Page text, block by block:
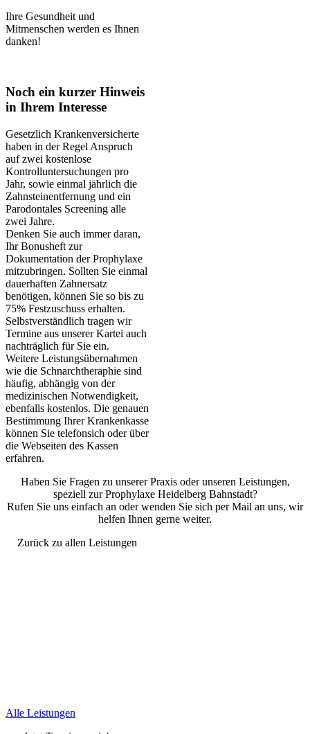
Ihre Gesundheit und
Mitmenschen werden es Ihnen
danken!
Noch ein kurzer Hinweis
in Ihrem Interesse
Gesetzlich Krankenversicherte
haben in der Regel Anspruch
auf zwei kostenlose
Kontrolluntersuchungen pro
Jahr, sowie einmal jährlich die
Zahnsteinentfernung und ein
Parodontales Screening alle
zwei Jahre.
Denken Sie auch immer daran,
Ihr Bonusheft zur
Dokumentation der Prophylaxe
mitzubringen. Sollten Sie einmal
dauerhaften Zahnersatz
benötigen, können Sie so bis zu
75% Festzuschuss erhalten.
Selbstverständlich tragen wir
Termine aus unserer Kartei auch
nachträglich für Sie ein.
Weitere Leistungsübernahmen
wie die Schnarchtheraphie sind
häufig, abhängig von der
medizinischen Notwendigkeit,
ebenfalls kostenlos. Die genauen
Bestimmung Ihrer Krankenkasse
können Sie telefonsich oder über
die Webseiten des Kassen
erfahren.
Haben Sie Fragen zu unserer Praxis oder unseren Leistungen,
speziell zur Prophylaxe Heidelberg Bahnstadt?
Rufen Sie uns einfach an oder wenden Sie sich per Mail an uns, wir
helfen Ihnen gerne weiter.
Zurück zu allen Leistungen
Alle Leistungen